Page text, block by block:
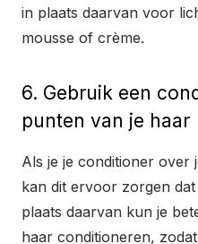
in plaats daarvan voor
mousse of crème.
6. Gebruik een
punten van je haar
Als je je conditioner over
kan dit ervoor zorgen
plaats daarvan kun je
haar conditioneren,